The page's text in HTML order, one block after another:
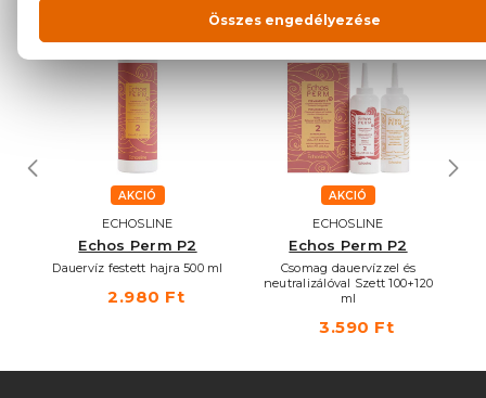
AKCIÓ
ECHOSLINE
Echos Perm P2
Dauervíz festett hajra 500 ml
2.980 Ft
AKCIÓ
ECHOSLINE
Echos Perm P2
Csomag dauervízzel és
neutralizálóval Szett 100+120
ml
3.590 Ft